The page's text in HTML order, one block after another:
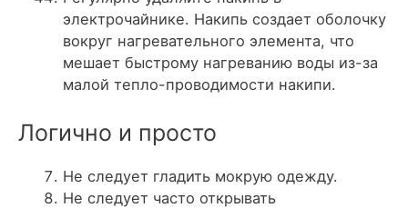
электрочайнике. Накипь создает оболочку
вокруг нагревательного элемента, что
мешает быстрому нагреванию воды из-за
малой тепло-проводимости накипи.
Логично и просто
Не следует гладить мокрую одежду.
Не следует часто открывать